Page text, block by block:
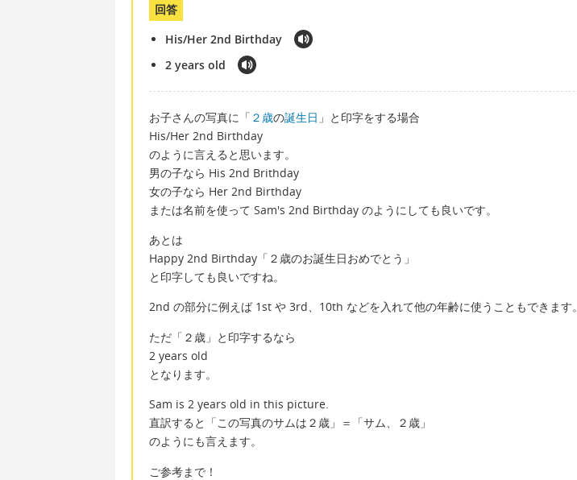
回答
His/Her 2nd Birthday
2 years old
お子さんの写真に「 ２歳の誕生日 」と印字をする場合
His/Her 2nd Birthday
のように言えると思います。
男の子なら His 2nd Brithday
女の子なら Her 2nd Birthday
または名前を使って Sam's 2nd Birthday のようにしても良いです。
あとは
Happy 2nd Birthday「２歳のお誕生日おめでとう」
と印字しても良いですね。
2nd の部分に例えば 1st や 3rd、10th などを入れて他の年齢に使うこともできます。
ただ「２歳」と印字するなら
2 years old
となります。
Sam is 2 years old in this picture.
直訳すると「この写真のサムは２歳」＝「サム、２歳」
のようにも言えます。
ご参考まで！